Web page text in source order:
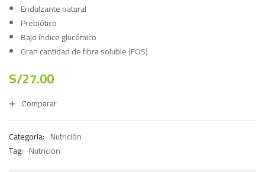
Endulzante natural
Prebiótico
Bajo índice glucémico
Gran cantidad de fibra soluble (FOS)
S/27.00
Comparar
Categoria: Nutrición
Tag: Nutrición